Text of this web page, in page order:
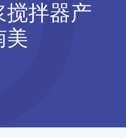
搅拌器产
美